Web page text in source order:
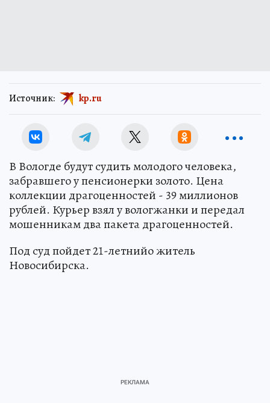
Источник: kp.ru
В Вологде будут судить молодого человека,
забравшего у пенсионерки золото. Цена
коллекции драгоценностей - 39 миллионов
рублей. Курьер взял у вологжанки и передал
мошенникам два пакета драгоценностей.
Под суд пойдет 21-летнийо житель
Новосибирска.